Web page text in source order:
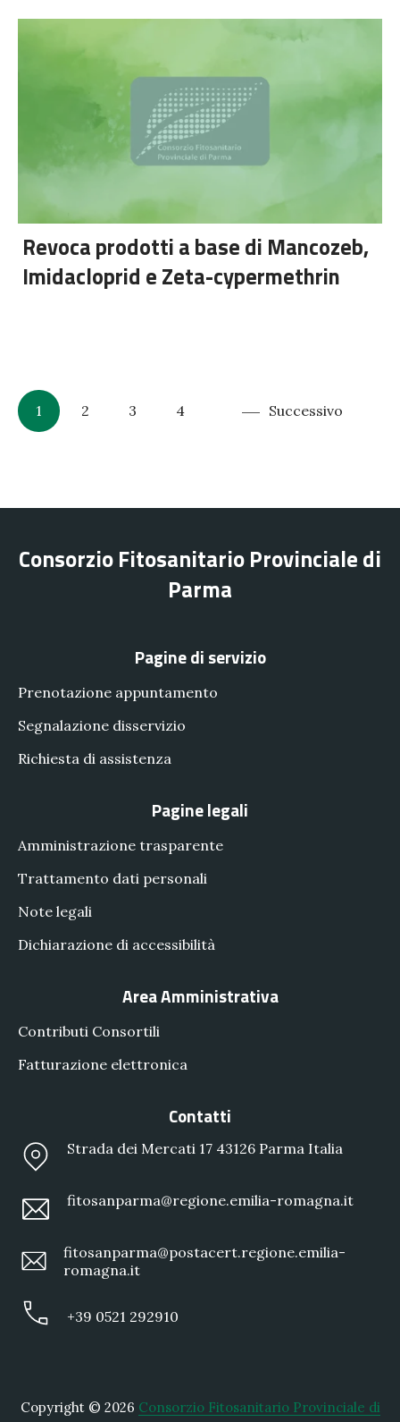
Revoca prodotti a base di Mancozeb,
Imidacloprid e Zeta-cypermethrin
1 2 3 4 Successivo
Consorzio Fitosanitario Provinciale di
Parma
Pagine di servizio
Prenotazione appuntamento
Segnalazione disservizio
Richiesta di assistenza
Pagine legali
Amministrazione trasparente
Trattamento dati personali
Note legali
Dichiarazione di accessibilità
Area Amministrativa
Contributi Consortili
Fatturazione elettronica
Contatti
Strada dei Mercati 17 43126 Parma Italia
fitosanparma@regione.emilia-romagna.it
fitosanparma@postacert.regione.emilia-
romagna.it
+39 0521 292910
Copyright © 2026 Consorzio Fitosanitario Provinciale di